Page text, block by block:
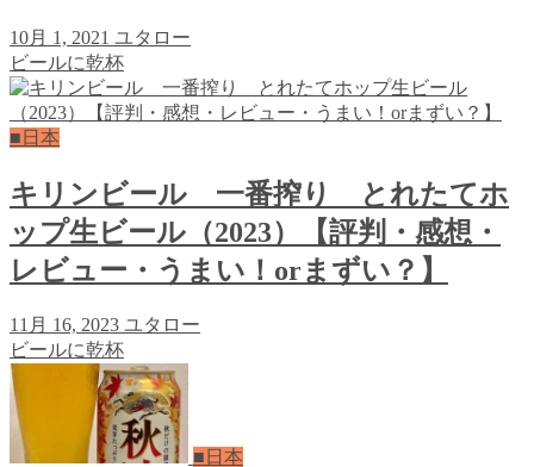
10月 1, 2021 ユタロー
ビールに乾杯
■日本
キリンビール 一番搾り とれたてホ
ップ生ビール（2023）【評判・感想・
レビュー・うまい！orまずい？】
11月 16, 2023 ユタロー
ビールに乾杯
■日本